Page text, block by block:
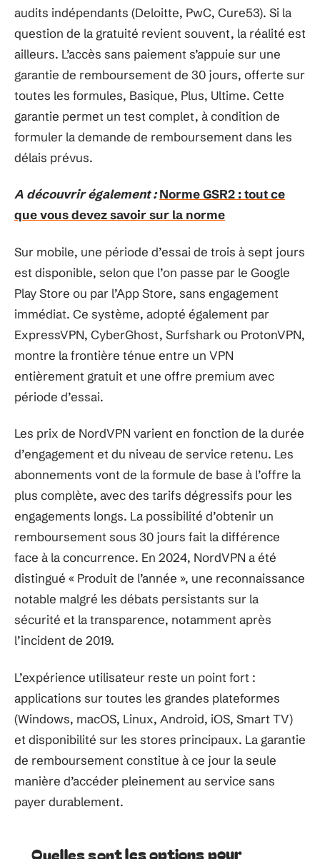
audits indépendants (Deloitte, PwC, Cure53). Si la
question de la gratuité revient souvent, la réalité est
ailleurs. L’accès sans paiement s’appuie sur une
garantie de remboursement de 30 jours, offerte sur
toutes les formules, Basique, Plus, Ultime. Cette
garantie permet un test complet, à condition de
formuler la demande de remboursement dans les
délais prévus.
A découvrir également : Norme GSR2 : tout ce
que vous devez savoir sur la norme
Sur mobile, une période d’essai de trois à sept jours
est disponible, selon que l’on passe par le Google
Play Store ou par l’App Store, sans engagement
immédiat. Ce système, adopté également par
ExpressVPN, CyberGhost, Surfshark ou ProtonVPN,
montre la frontière ténue entre un VPN
entièrement gratuit et une offre premium avec
période d’essai.
Les prix de NordVPN varient en fonction de la durée
d’engagement et du niveau de service retenu. Les
abonnements vont de la formule de base à l’offre la
plus complète, avec des tarifs dégressifs pour les
engagements longs. La possibilité d’obtenir un
remboursement sous 30 jours fait la différence
face à la concurrence. En 2024, NordVPN a été
distingué « Produit de l’année », une reconnaissance
notable malgré les débats persistants sur la
sécurité et la transparence, notamment après
l’incident de 2019.
L’expérience utilisateur reste un point fort :
applications sur toutes les grandes plateformes
(Windows, macOS, Linux, Android, iOS, Smart TV)
et disponibilité sur les stores principaux. La garantie
de remboursement constitue à ce jour la seule
manière d’accéder pleinement au service sans
payer durablement.
Quelles sont les options pour